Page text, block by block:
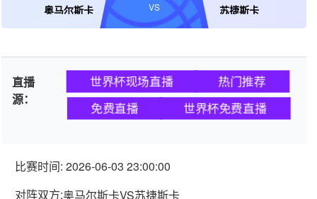
奥马尔斯卡 苏捷斯卡
VS
直播
源：
世界杯现场直播
热门推荐
免费直播
世界杯免费直播
比赛时间: 2026-06-03 23:00:00
对阵双方:奥马尔斯卡VS苏捷斯卡